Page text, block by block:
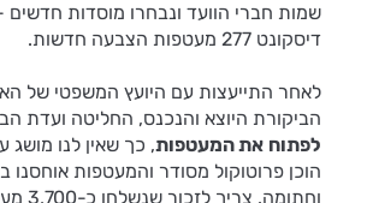
שמות חברי הוועד ונבחרו מוסדות
דיסקונט 277 מעטפות הצבעה חדשות.
לאחר התייעצות עם היועץ המשפטי של
הביקורת היוצא והנכנס, החליטה ועדת
לפתוח את המעטפות, כך שאין לנו מושג
הוכן פרוטוקול מסודר והמעטפות
וחתומה.